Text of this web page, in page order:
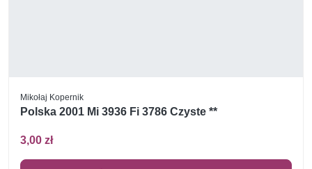
Mikołaj Kopernik
Polska 2001 Mi 3936 Fi 3786 Czyste **
3,00 zł